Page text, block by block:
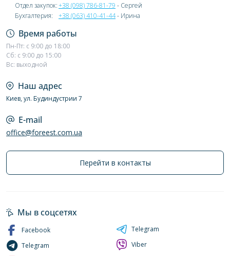
Отдел закупок:+38 (098) 786-81-79 - Сергей
Бухгалтерия:
+38 (063) 410-41-44- Ирина
Время работы
Пн-Пт: с 9:00 до 18:00
Сб: с 9:00 до 15:00
Вс: выходной
Наш адрес
Киев, ул. Будиндустрии 7
E-mail
office@foreest.com.ua
Перейти в контакты
Мы в соцсетях
Facebook
Telegram
Telegram
Viber